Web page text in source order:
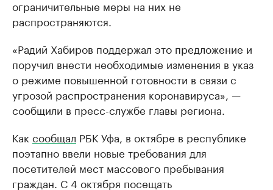
ограничительные меры на них не
распространяются.
«Радий Хабиров поддержал это предложение и
поручил внести необходимые изменения в указ
о режиме повышенной готовности в связи с
угрозой распространения коронавируса», —
сообщили в пресс-службе главы региона.
Как сообщал РБК Уфа, в октябре в республике
поэтапно ввели новые требования для
посетителей мест массового пребывания
граждан. С 4 октября посещать